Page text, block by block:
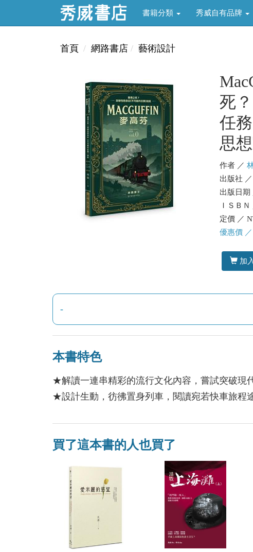
書籍分類 秀威自有品牌
首頁 網路書店 藝術設計
死
任
思
作者 ／
出版社
出版日期
ＩＳＢ
定價 ／
優惠價
加
-
本書特色
★解讀一連串精彩的流行文化內容，嘗試突破現
★設計生動，彷彿置身列車，閱讀宛若快車旅程
買了這本書的人也買了